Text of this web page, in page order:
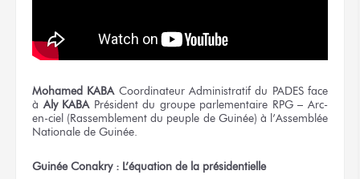
Mohamed KABA Coordinateur Administratif du PADES face
à Aly KABA Président du groupe parlementaire RPG – Arc-
en-ciel (Rassemblement du peuple de Guinée) à l’Assemblée
Nationale de Guinée.
Guinée Conakry : L’équation de la présidentielle